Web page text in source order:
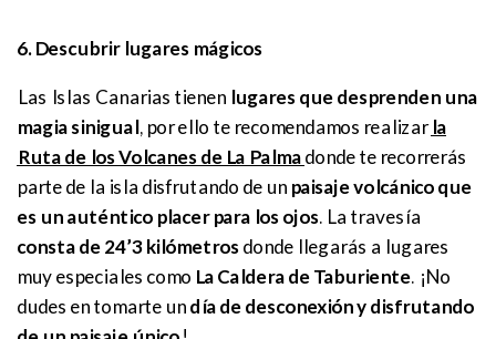
6. Descubrir lugares mágicos
Las Islas Canarias tienen lugares que desprenden una
magia sinigual, por ello te recomendamos realizarla
Ruta de los Volcanes de La Palmadonde te recorrerás
parte de la isla disfrutando de un paisaje volcánico que
es un auténtico placer para los ojos. La travesía
consta de 24’3 kilómetrosdonde llegarás a lugares
muy especiales como La Caldera de Taburiente. ¡No
dudes en tomarte undía de desconexión y disfrutando